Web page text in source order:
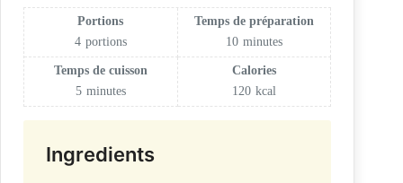
Portions
4 portions
Temps de préparation
10 minutes
Temps de cuisson
5 minutes
Calories
120 kcal
Ingredients